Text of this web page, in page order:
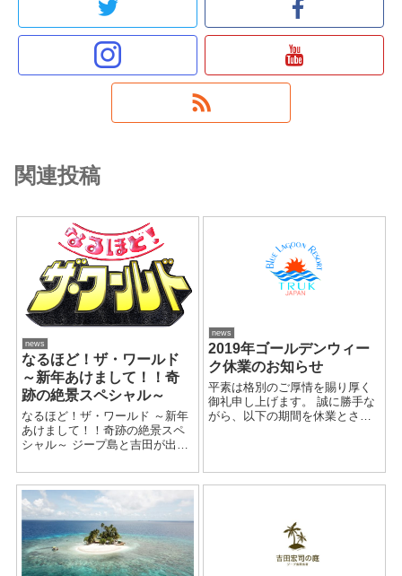
関連投稿
news
なるほど！ザ・ワールド
～新年あけまして！！奇
跡の絶景スペシャル～
なるほど！ザ・ワールド ～新年
あけまして！！奇跡の絶景スペ
シャル～ ジープ島と吉田が出演
は人気俳優の伊藤健太郎さん。
伊藤さんは3つの絶景ミッション
に挑みました... ...
news
2019年ゴールデンウィー
ク休業のお知らせ
平素は格別のご厚情を賜り厚く
御礼申し上げます。 誠に勝手な
がら、以下の期間を休業とさせ
します。 休業中にいただい...